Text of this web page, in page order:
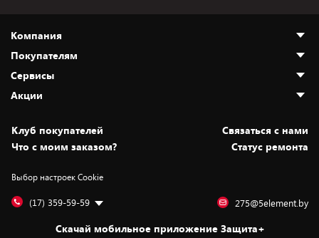
Компания
О нас
Адреса магазинов
Новости
Статьи и обзоры
Вакансии
Дай пять добру!
Покупателям
Как сделать заказ
Оплата и доставка
Безналичный расчёт
Обмен и возврат товара
Обработка персональных данных
Подарочные карты
Сервисы
Установка техники
Для игровых консолей
Для мобильных устройств
Для компьютеров
Акции
Скидки и промокоды
Белорусские товары
Бонусы
Оплата частями
Клуб покупателей
Cвязаться с нами
Что с моим заказом?
Статус ремонта
Выбор настроек Cookie
(17) 359-59-59 275@5element.by
Скачай мобильное приложение Защита+